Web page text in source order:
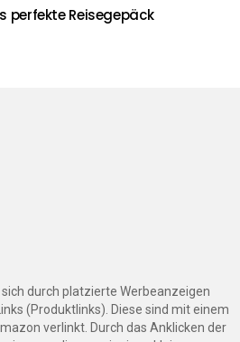
perfekte Reisegepäck
durch platzierte Werbeanzeigen
(Produktlinks). Diese sind mit einem
verlinkt. Durch das Anklicken der